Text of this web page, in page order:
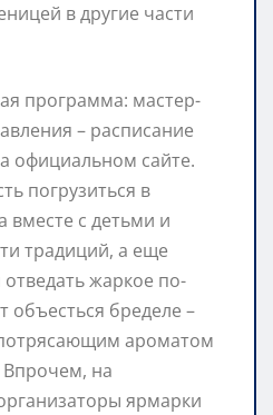
в другие части
программа: мастер-
– расписание
официальном сайте.
погрузиться в
вместе с детьми и
традиций, а еще
жаркое по-
объесться бределе –
ароматом
на
ярмарки